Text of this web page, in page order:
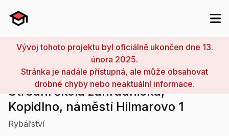
Vývoj tohoto projektu byl oficiálně ukončen dne 13.
února 2025.
Stránka je nadále přístupná, ale může obsahovat
drobné chyby nebo neaktuální informace.
Střední škola zahradnická,
Kopidlno, náměstí Hilmarovo 1
Rybářství